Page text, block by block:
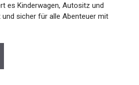
es Kinderwagen, Autositz und
sicher für alle Abenteuer mit